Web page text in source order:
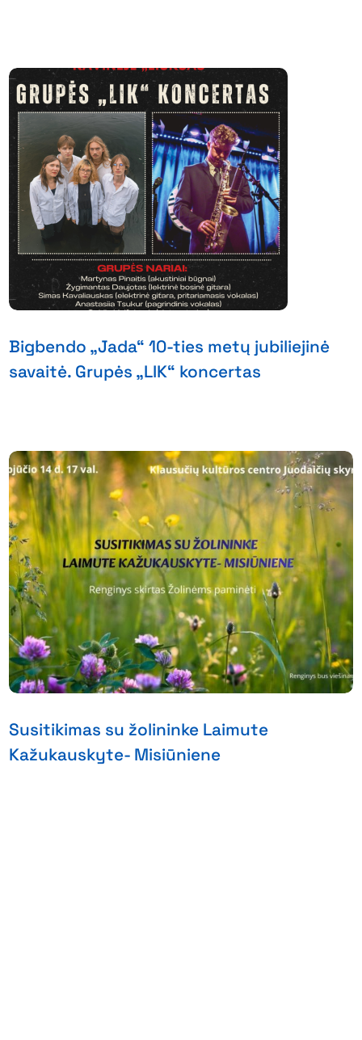
Bigbendo „Jada“ 10-ties metų jubiliejinė
savaitė. Grupės „LIK“ koncertas
Susitikimas su žolininke Laimute
Kažukauskyte- Misiūniene